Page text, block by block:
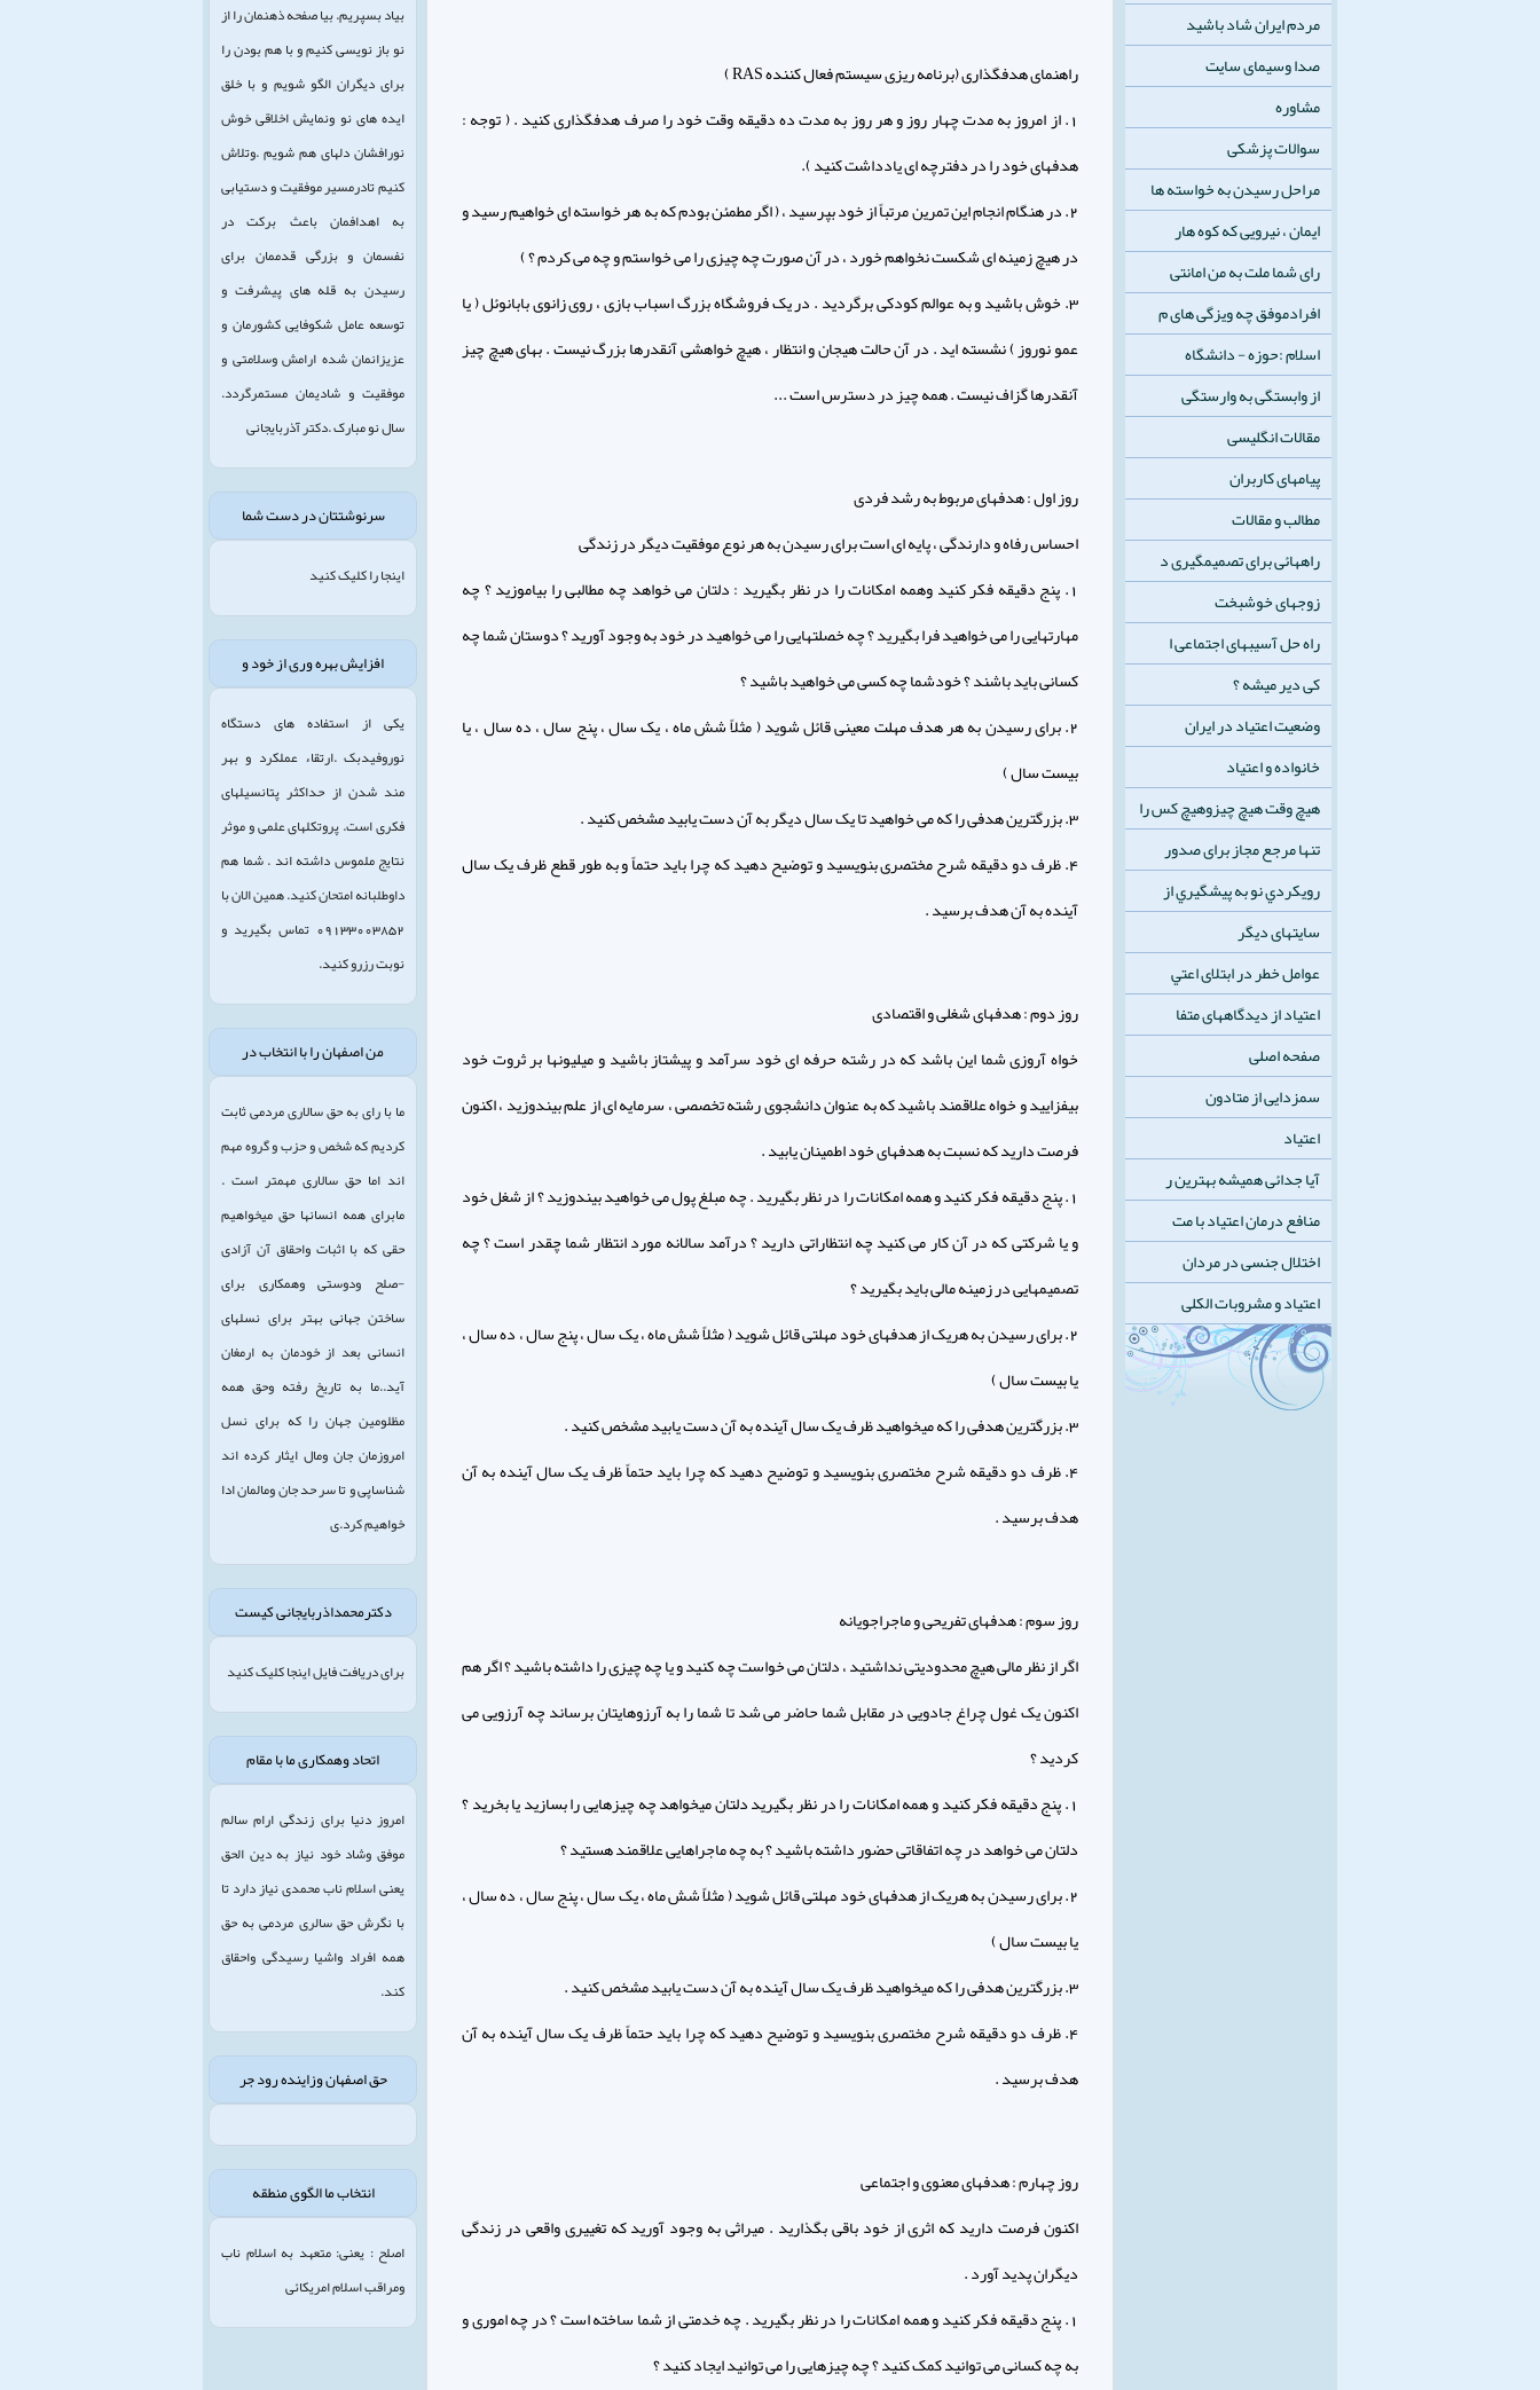
بیاد بسپریم. بیا صفحه ذهنمان را از
نو باز نویسی کنیم و با هم بودن را
برای دیگران الگو شویم و با خلق
ایده های نو ونمایش اخلاقی خوش
نورافشان دلهای هم شویم .وتلاش
کنیم تادرمسیر موفقیت و دستیابی
به اهدافمان باعث برکت در
نفسمان و بزرگی قدممان برای
رسیدن به قله های پیشرفت و
توسعه عامل شکوفایی کشورمان و
عزیزانمان شده ارامش وسلامتی و
موفقیت و شادیمان مستمرگردد.
سال نو مبارک .دکتر آذربایجانی
سرنوشتتان در دست شما
اینجا را کلیک کنید
افزایش بهره وری از خود و
یکی از استفاده های دستگاه
نوروفیدبک .ارتقاء عملکرد و بهر
مند شدن از حداکثر پتانسیلهای
فکری است. پروتکلهای علمی و موثر
نتایج ملموس داشته اند . شما هم
داوطلبانه امتحان کنید. همین الان با
09133003852 تماس بگیرید و
نوبت رزرو کنید.
من اصفهان را با انتخاب در
ما با رای به حق سالاری مردمی ثابت
کردیم که شخص و حزب و گروه مهم
اند اما حق سالاری مهمتر است .
مابرای همه انسانها حق میخواهیم
حقی که با اثبات واحقاق آن آزادی
-صلح ودوستی وهمکاری برای
ساختن جهانی بهتر برای نسلهای
انسانی بعد از خودمان به ارمغان
آید..ما به تاریخ رفته وحق همه
مظلومین جهان را که برای نسل
امروزمان جان ومال ایثار کرده اند
شناساپی و تا سر حد جان ومالمان ادا
خواهیم کرد.ی
دکترمحمداذربایجانی کیست
برای دریافت فایل اینجا کلیک کنید
اتحاد وهمکاری ما با مقام
امروز دنیا برای زندگی ارام سالم
موفق وشاد خود نیاز به دین الحق
یعنی اسلام ناب محمدی نیاز دارد تا
با نگرش حق سالری مردمی به حق
همه افراد واشیا رسیدگی واحقاق
کند.
حق اصفهان وزاینده رود جر
انتخاب ما الگوی منطقه
اصلح : یعنی: متعهد به اسلام ناب
ومراقب اسلام امریکائی
راهنمای هدفگذاری (برنامه ریزی سیستم فعال کننده RAS )
1. از امروز به مدت چهار روز و هر روز به مدت ده دقیقه وقت خود را صرف هدفگذاری کنید . ( توجه :
هدفهای خود را در دفترچه ای یادداشت کنید ).
2. در هنگام انجام این تمرین مرتباً از خود بپرسید ، ( اگر مطمئن بودم که به هر خواسته ای خواهیم رسید و
در هیچ زمینه ای شکست نخواهم خورد ، در آن صورت چه چیزی را می خواستم و چه می کردم ؟ )
3. خوش باشید و به عوالم کودکی برگردید . در یک فروشگاه بزرگ اسباب بازی ، روی زانوی بابانوئل ( یا
عمو نوروز ) نشسته اید . در آن حالت هیجان و انتظار ، هیچ خواهشی آنقدرها بزرگ نیست . بهای هیچ چیز
آنقدرها گزاف نیست . همه چیز در دسترس است ...
روز اول : هدفهای مربوط به رشد فردی
احساس رفاه و دارندگی ، پایه ای است برای رسیدن به هر نوع موفقیت دیگر در زندگی
1. پنج دقیقه فکر کنید وهمه امکانات را در نظر بگیرید : دلتان می خواهد چه مطالبی را بیاموزید ؟ چه
مهارتهایی را می خواهید فرا بگیرید ؟ چه خصلتهایی را می خواهید در خود به وجود آورید ؟ دوستان شما چه
کسانی باید باشند ؟ خودشما چه کسی می خواهید باشید ؟
2. برای رسیدن به هر هدف مهلت معینی قائل شوید ( مثلاً شش ماه ، یک سال ، پنج سال ، ده سال ، یا
بیست سال )
3. بزرگترین هدفی را که می خواهید تا یک سال دیگر به آن دست یابید مشخص کنید .
4. ظرف دو دقیقه شرح مختصری بنویسید و توضیح دهید که چرا باید حتماً و به طور قطع ظرف یک سال
آینده به آن هدف برسید .
روز دوم : هدفهای شغلی و اقتصادی
خواه آروزی شما این باشد که در رشته حرفه ای خود سرآمد و پیشتاز باشید و میلیونها بر ثروت خود
بیفزایید و خواه علاقمند باشید که به عنوان دانشجوی رشته تخصصی ، سرمایه ای از علم بیندوزید ، اکنون
فرصت دارید که نسبت به هدفهای خود اطمینان یابید .
1. پنج دقیقه فکر کنید و همه امکانات را در نظر بگیرید . چه مبلغ پول می خواهید بیندوزید ؟ از شغل خود
و یا شرکتی که در آن کار می کنید چه انتظاراتی دارید ؟ درآمد سالانه مورد انتظار شما چقدر است ؟ چه
تصمیمهایی در زمینه مالی باید بگیرید ؟
2. برای رسیدن به هریک از هدفهای خود مهلتی قائل شوید ( مثلاً شش ماه ، یک سال ، پنج سال ، ده سال ،
یا بیست سال )
3. بزرگترین هدفی را که میخواهید ظرف یک سال آینده به آن دست یابید مشخص کنید .
4. ظرف دو دقیقه شرح مختصری بنویسید و توضیح دهید که چرا باید حتماً ظرف یک سال آینده به آن
هدف برسید .
روز سوم : هدفهای تفریحی و ماجراجویانه
اگر از نظر مالی هیچ محدودیتی نداشتید ، دلتان می خواست چه کنید و یا چه چیزی را داشته باشید ؟ اگر هم
اکنون یک غول چراغ جادویی در مقابل شما حاضر می شد تا شما را به آرزوهایتان برساند چه آرزویی می
کردید ؟
1. پنج دقیقه فکر کنید و همه امکانات را در نظر بگیرید دلتان میخواهد چه چیزهایی را بسازید یا بخرید ؟
دلتان می خواهد در چه اتفاقاتی حضور داشته باشید ؟ به چه ماجراهایی علاقمند هستید ؟
2. برای رسیدن به هریک از هدفهای خود مهلتی قائل شوید ( مثلاً شش ماه ، یک سال ، پنج سال ، ده سال ،
یا بیست سال )
3. بزرگترین هدفی را که میخواهید ظرف یک سال آینده به آن دست یابید مشخص کنید .
4. ظرف دو دقیقه شرح مختصری بنویسید و توضیح دهید که چرا باید حتماً ظرف یک سال آینده به آن
هدف برسید .
روز چهارم : هدفهای معنوی و اجتماعی
اکنون فرصت دارید که اثری از خود باقی بگذارید . میراثی به وجود آورید که تغییری واقعی در زندگی
دیگران پدید آورد .
1. پنج دقیقه فکر کنید و همه امکانات را در نظر بگیرید . چه خدمتی از شما ساخته است ؟ در چه اموری و
به چه کسانی می توانید کمک کنید ؟ چه چیزهایی را می توانید ایجاد کنید ؟
مردم ایران شاد باشید
صدا وسیمای سایت
مشاوره
سوالات پزشکی
مراحل رسیدن به خواسته ها
ایمان ، نیرویی که کوه هار
رای شما ملت به من امانتی
افرادموفق چه ویزگی های م
اسلام :حوزه - دانشگاه
از وابستگی به وارستگی
مقالات انگلیسی
پیامهای کاربران
مطالب و مقالات
راههائی برای تصمیمگیری د
زوجهای خوشبخت
راه حل آسيبهای اجتماعی ا
کی دیر میشه ؟
وضعیت اعتیاد در ایران
خانواده و اعتیاد
هیچ وقت هیچ چیزوهیچ کس را
تنها مرجع مجاز برای صدور
رويكردي نو به پيشگيري از
سایتهای دیگر
عوامل خطر در ابتلای اعتي
اعتیاد از دیدگاههای متفا
صفحه اصلی
سمزدایی از متادون
اعتیاد
آیا جدائی همیشه بهترین ر
منافع درمان اعتیاد با مت
اختلال جنسی در مردان
اعتیاد و مشروبات الکلی